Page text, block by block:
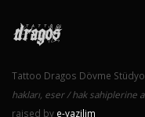
Tattoo Dragos Dövme
hakları, eser / hak sahiplerine
raised by e-yazilim